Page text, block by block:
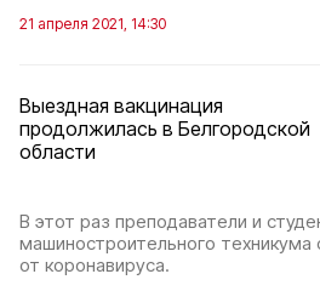
21 апреля 2021, 14:30
Выездная вакцинация
продолжилась в Белгородской
области
В этот раз преподаватели и
машиностроительного техникума
от коронавируса.